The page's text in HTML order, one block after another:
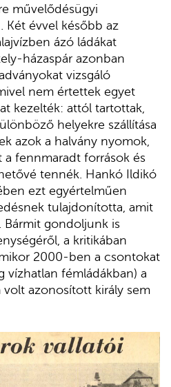
művelődésügyi
Két évvel később az
ázó ládákat
házaspár azonban
vizsgáló
nem értettek egyet
kezelték: attól tartottak,
helyekre szállítása
azok a halvány nyomok,
a fennmaradt források és
tennék. Hankó Ildikó
ezt egyértelműen
tulajdonította, amit
Bármit gondoljunk is
a kritikában
2000-ben a csontokat
vízhatlan fémládákban) a
volt azonosított király sem